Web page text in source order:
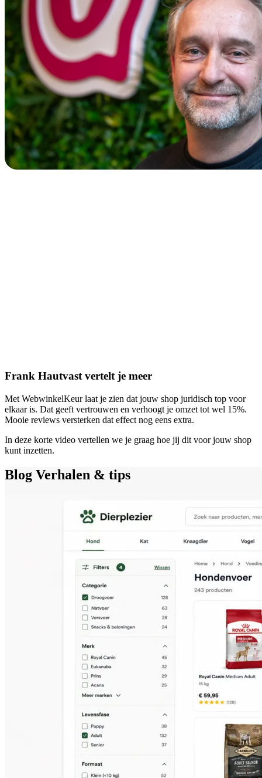
Frank Hautvast vertelt je meer
Met WebwinkelKeur laat je zien dat jouw shop juridisch top voor
elkaar is. Dat geeft vertrouwen en verhoogt je omzet tot wel 15%.
Mooie reviews versterken dat effect nog eens extra.
In deze korte video vertellen we je graag hoe jij dit voor jouw shop
kunt inzetten.
Blog Verhalen & tips